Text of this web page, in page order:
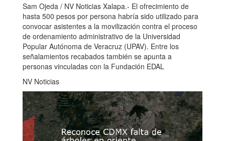
Sam Ojeda / NV Noticias Xalapa.- El ofrecimiento de
hasta 500 pesos por persona habría sido utilizado para
convocar asistentes a la movilización contra el proceso
de ordenamiento administrativo de la Universidad
Popular Autónoma de Veracruz (UPAV). Entre los
señalamientos recabados también se apunta a
personas vinculadas con la Fundación EDAL
NV Noticias